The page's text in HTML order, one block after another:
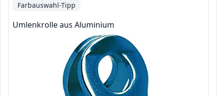
Farbauswahl-Tipp
Umlenkrolle aus Aluminium